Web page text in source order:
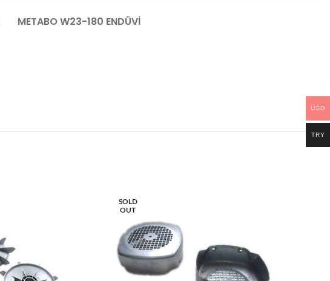
METABO W23-180 ENDÜVİ
SOLD
OUT
USD
TRY